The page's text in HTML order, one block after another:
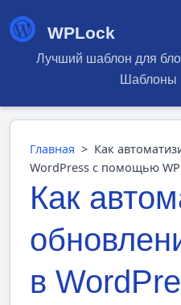
WPLock
Лучший шаблон для
Шаблоны
Главная > Как
WordPress с помощью
Как
в